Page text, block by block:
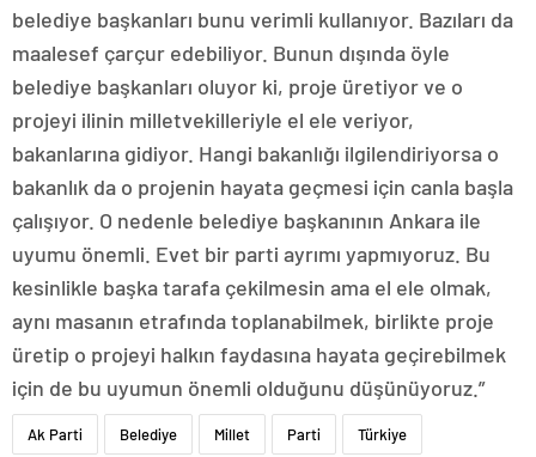
belediye başkanları bunu verimli kullanıyor. Bazıları da
maalesef çarçur edebiliyor. Bunun dışında öyle
belediye başkanları oluyor ki, proje üretiyor ve o
projeyi ilinin milletvekilleriyle el ele veriyor,
bakanlarına gidiyor. Hangi bakanlığı ilgilendiriyorsa o
bakanlık da o projenin hayata geçmesi için canla başla
çalışıyor. O nedenle belediye başkanının Ankara ile
uyumu önemli. Evet bir parti ayrımı yapmıyoruz. Bu
kesinlikle başka tarafa çekilmesin ama el ele olmak,
aynı masanın etrafında toplanabilmek, birlikte proje
üretip o projeyi halkın faydasına hayata geçirebilmek
için de bu uyumun önemli olduğunu düşünüyoruz.”
Ak Parti Belediye Millet Parti Türkiye